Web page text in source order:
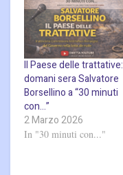
Il Paese delle trattative:
domani sera Salvatore
Borsellino a “30 minuti
con…”
2 Marzo 2026
In "30 minuti con..."